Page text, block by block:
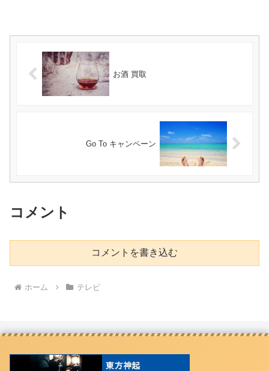
お酒 買取
Go To キャンペーン
コメント
コメントを書き込む
ホーム テレビ